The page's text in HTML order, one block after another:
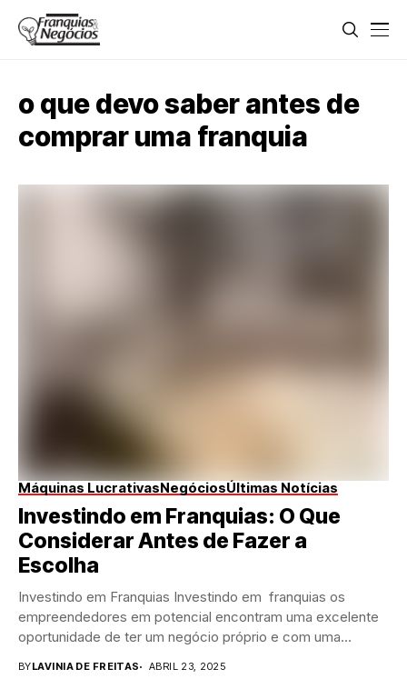
o que devo saber antes de
comprar uma franquia
Máquinas LucrativasNegóciosÚltimas Notícias
Investindo em Franquias: O Que
Considerar Antes de Fazer a
Escolha
Investindo em Franquias Investindo em franquias os
empreendedores em potencial encontram uma excelente
oportunidade de ter um negócio próprio e com uma
BYLAVINIA DE FREITAS ABRIL 23, 2025